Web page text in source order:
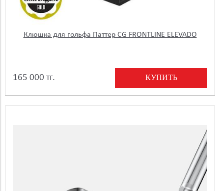
Клюшка для гольфа Паттер CG FRONTLINE ELEVADO
165 000 тг. КУПИТЬ